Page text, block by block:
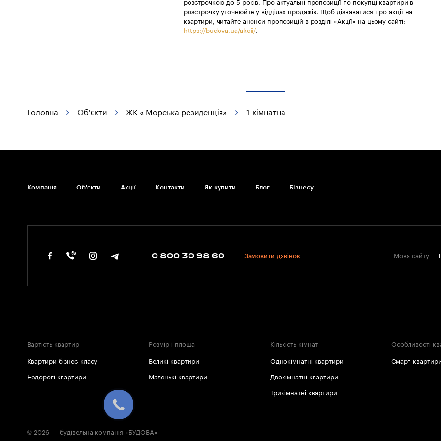
розстрочкою до 5 років. Про актуальні пропозиції по покупці квартири в
розстрочку уточнюйте у відділах продажів. Щоб дізнаватися про акції на
квартири, читайте анонси пропозицій в розділі «Акції» на цьому сайті:
https://budova.ua/akcii/.
Головна Об'єкти ЖК « Морська резиденція» 1-кімнатна
Компанія Об'єкти Акції Контакти Як купити Блог Бiзнесу
0 800 30 98 60 Замовити дзвінок Мова сайту
Вартість квартир
Квартири бізнес-класу
Недорогі квартири
Розмір і площа
Великі квартири
Маленькі квартири
Кількість кімнат
Однокімнатні квартири
Двокімнатні квартири
Трикімнатні квартири
Особливості
Смарт-квартири
© 2026 — будівельна компанія «БУДОВА»